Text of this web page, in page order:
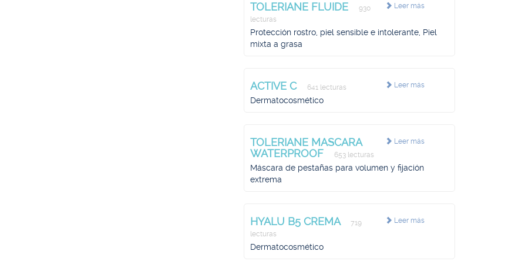
Leer más
TOLERIANE FLUIDE
930
lecturas
Protección rostro, piel sensible e intolerante, Piel
mixta a grasa
Leer más
ACTIVE C 641 lecturas
Dermatocosmético
Leer más
TOLERIANE MASCARA
WATERPROOF
653 lecturas
Máscara de pestañas para volumen y fijación
extrema
Leer más
HYALU B5 CREMA
719
lecturas
Dermatocosmético